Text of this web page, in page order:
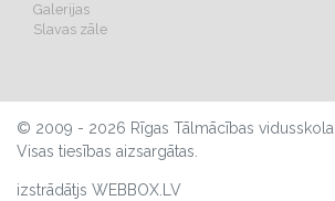
Galerijas
Slavas zāle
© 2009 - 2026 Rīgas Tālmācības vidusskola
Visas tiesības aizsargātas.
izstrādātjs WEBBOX.LV